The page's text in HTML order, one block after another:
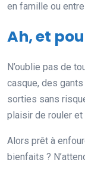
en famille ou
Ah, et
N’oublie pas de
casque, des
sorties sans
plaisir de rouler
Alors prêt à
bienfaits ?